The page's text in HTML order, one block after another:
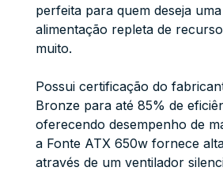
perfeita para quem deseja
alimentação repleta de
muito.
Possui certificação do
Bronze para até 85% de
oferecendo desempenho de
a Fonte ATX 650w fornece
através de um ventilador